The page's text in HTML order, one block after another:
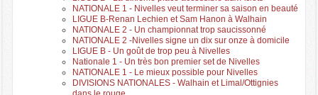
NATIONALE 1 - Nivelles veut terminer sa saison en beauté
LIGUE B-Renan Lechien et Sam Hanon à Walhain
NATIONALE 2 - Un championnat trop saucissonné
NATIONALE 2 -Nivelles signe un dix sur onze à domicile
LIGUE B - Un goût de trop peu à Nivelles
Nationale 1 - Un très bon premier set de Nivelles
NATIONALE 1 - Le mieux possible pour Nivelles
DIVISIONS NATIONALES - Walhain et Limal/Ottignies